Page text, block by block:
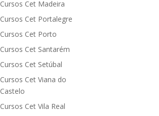
Cursos Cet Madeira
Cursos Cet Portalegre
Cursos Cet Porto
Cursos Cet Santarém
Cursos Cet Setúbal
Cursos Cet Viana do
Castelo
Cursos Cet Vila Real